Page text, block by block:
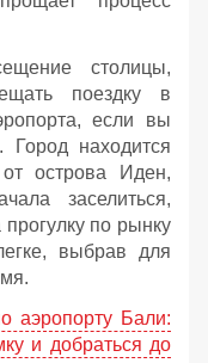
столицы,
поездку в
если вы
Город находится
острова Иден,
заселиться,
по рынку
выбрав для
аэропорту Бали:
и добраться до